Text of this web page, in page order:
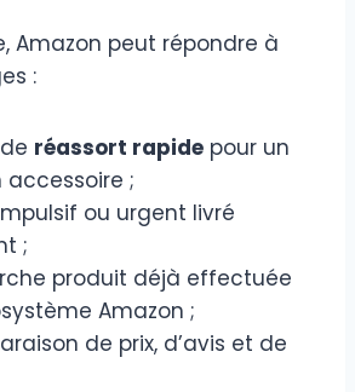
Amazon peut répondre à
:
réassort rapide pour un
accessoire ;
ou urgent livré
;
produit déjà effectuée
Amazon ;
de prix, d’avis et de